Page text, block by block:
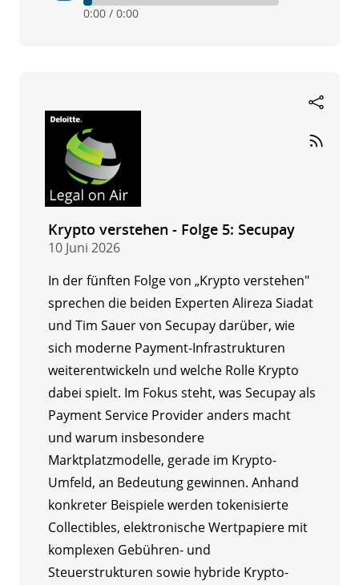
0:00 / 0:00
Krypto verstehen - Folge 5: Secupay
10 Juni 2026
In der fünften Folge von „Krypto verstehen"
sprechen die beiden Experten Alireza Siadat
und Tim Sauer von Secupay darüber, wie
sich moderne Payment-Infrastrukturen
weiterentwickeln und welche Rolle Krypto
dabei spielt. Im Fokus steht, was Secupay als
Payment Service Provider anders macht
und warum insbesondere
Marktplatzmodelle, gerade im Krypto-
Umfeld, an Bedeutung gewinnen. Anhand
konkreter Beispiele werden tokenisierte
Collectibles, elektronische Wertpapiere mit
komplexen Gebühren- und
Steuerstrukturen sowie hybride Krypto-